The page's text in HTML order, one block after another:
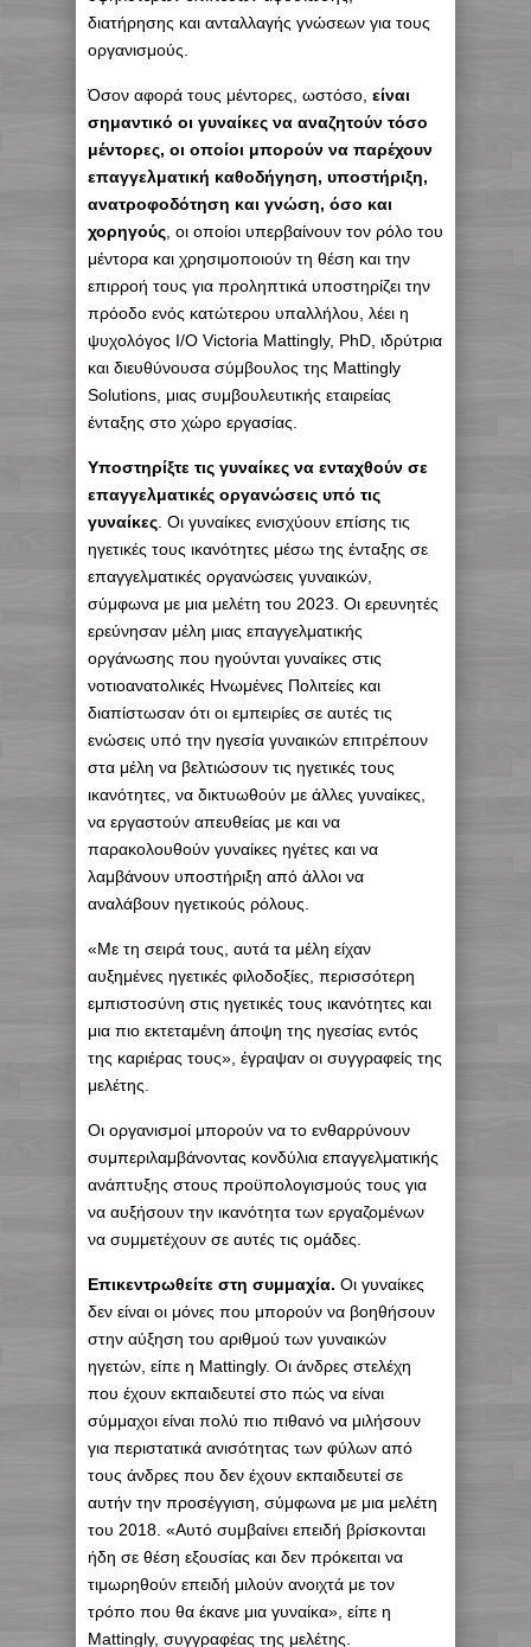
διατήρησης και ανταλλαγής γνώσεων για τους
οργανισμούς.
Όσον αφορά τους μέντορες, ωστόσο, είναι
σημαντικό οι γυναίκες να αναζητούν τόσο
μέντορες, οι οποίοι μπορούν να παρέχουν
επαγγελματική καθοδήγηση, υποστήριξη,
ανατροφοδότηση και γνώση, όσο και
χορηγούς , οι οποίοι υπερβαίνουν τον ρόλο του
μέντορα και χρησιμοποιούν τη θέση και την
επιρροή τους για προληπτικά υποστηρίζει την
πρόοδο ενός κατώτερου υπαλλήλου, λέει η
ψυχολόγος I/O Victoria Mattingly, PhD, ιδρύτρια
και διευθύνουσα σύμβουλος της Mattingly
Solutions, μιας συμβουλευτικής εταιρείας
ένταξης στο χώρο εργασίας.
Υποστηρίξτε τις γυναίκες να ενταχθούν σε
επαγγελματικές οργανώσεις υπό τις
γυναίκες . Οι γυναίκες ενισχύουν επίσης τις
ηγετικές τους ικανότητες μέσω της ένταξης σε
επαγγελματικές οργανώσεις γυναικών,
σύμφωνα με μια μελέτη του 2023. Οι ερευνητές
ερεύνησαν μέλη μιας επαγγελματικής
οργάνωσης που ηγούνται γυναίκες στις
νοτιοανατολικές Ηνωμένες Πολιτείες και
διαπίστωσαν ότι οι εμπειρίες σε αυτές τις
ενώσεις υπό την ηγεσία γυναικών επιτρέπουν
στα μέλη να βελτιώσουν τις ηγετικές τους
ικανότητες, να δικτυωθούν με άλλες γυναίκες,
να εργαστούν απευθείας με και να
παρακολουθούν γυναίκες ηγέτες και να
λαμβάνουν υποστήριξη από άλλοι να
αναλάβουν ηγετικούς ρόλους.
«Με τη σειρά τους, αυτά τα μέλη είχαν
αυξημένες ηγετικές φιλοδοξίες, περισσότερη
εμπιστοσύνη στις ηγετικές τους ικανότητες και
μια πιο εκτεταμένη άποψη της ηγεσίας εντός
της καριέρας τους», έγραψαν οι συγγραφείς της
μελέτης.
Οι οργανισμοί μπορούν να το ενθαρρύνουν
συμπεριλαμβάνοντας κονδύλια επαγγελματικής
ανάπτυξης στους προϋπολογισμούς τους για
να αυξήσουν την ικανότητα των εργαζομένων
να συμμετέχουν σε αυτές τις ομάδες.
Επικεντρωθείτε στη συμμαχία. Οι γυναίκες
δεν είναι οι μόνες που μπορούν να βοηθήσουν
στην αύξηση του αριθμού των γυναικών
ηγετών, είπε η Mattingly. Οι άνδρες στελέχη
που έχουν εκπαιδευτεί στο πώς να είναι
σύμμαχοι είναι πολύ πιο πιθανό να μιλήσουν
για περιστατικά ανισότητας των φύλων από
τους άνδρες που δεν έχουν εκπαιδευτεί σε
αυτήν την προσέγγιση, σύμφωνα με μια μελέτη
του 2018. «Αυτό συμβαίνει επειδή βρίσκονται
ήδη σε θέση εξουσίας και δεν πρόκειται να
τιμωρηθούν επειδή μιλούν ανοιχτά με τον
τρόπο που θα έκανε μια γυναίκα», είπε η
Mattingly, συγγραφέας της μελέτης.